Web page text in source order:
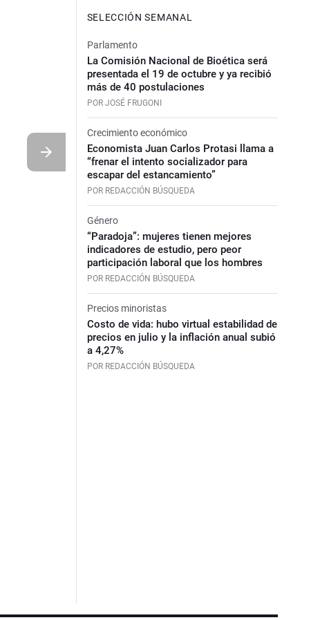
SELECCIÓN SEMANAL
Parlamento
La Comisión Nacional de Bioética será
presentada el 19 de octubre y ya recibió
más de 40 postulaciones
POR JOSÉ FRUGONI
Crecimiento económico
Economista Juan Carlos Protasi llama a
“frenar el intento socializador para
escapar del estancamiento”
POR REDACCIÓN BÚSQUEDA
Género
“Paradoja”: mujeres tienen mejores
indicadores de estudio, pero peor
participación laboral que los hombres
POR REDACCIÓN BÚSQUEDA
Precios minoristas
Costo de vida: hubo virtual estabilidad de
precios en julio y la inflación anual subió
a 4,27%
POR REDACCIÓN BÚSQUEDA